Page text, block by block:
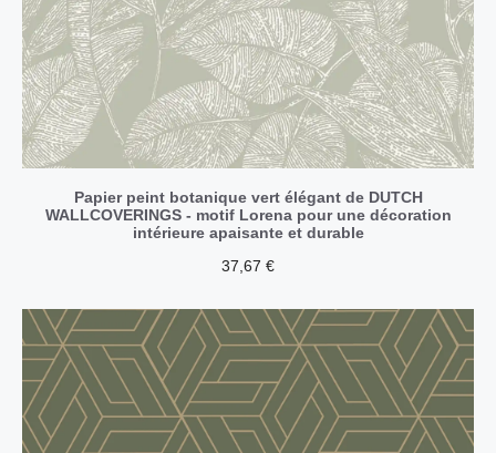
Papier peint botanique vert élégant de DUTCH
WALLCOVERINGS - motif Lorena pour une décoration
intérieure apaisante et durable
37,67 €